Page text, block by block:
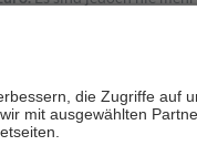
Zuzahlungen an bei: